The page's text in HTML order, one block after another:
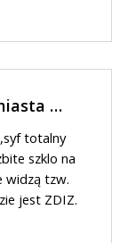
…
totalny
szklo na
widzą tzw.
jest ZDIZ.